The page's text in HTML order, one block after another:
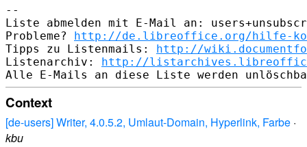
--
Liste abmelden mit E-Mail an:
Probleme? http://de.libreoffice.org/hilfe-
Tipps zu Listenmails: http://
Listenarchiv: http://
Context
[de-users] Writer, 4.0.5.2, Umlaut-Domain, Hyperlink, Farbe ·
kbu